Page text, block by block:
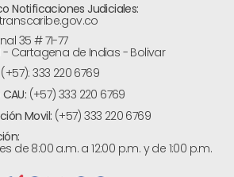
Notificaciones Judiciales:
35 # 71-77
- Cartagena de Indias - Bolivar
(+57): 333 220 6769
(+57) 333 220 6769
Movil: (+57) 333 220 6769
de 8:00 a.m. a 12:00 p.m. y de 1:00 p.m.